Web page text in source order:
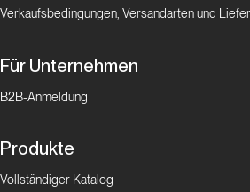
Verkaufsbedingungen, Versandarten und
Für Unternehmen
B2B-Anmeldung
Produkte
Vollständiger Katalog